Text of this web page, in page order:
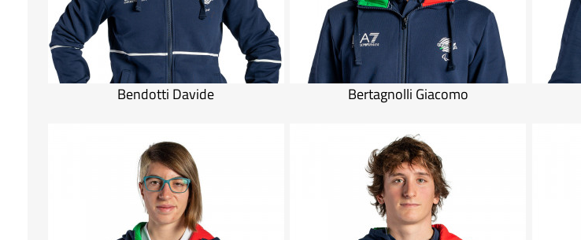
Bendotti Davide Bertagnolli Giacomo